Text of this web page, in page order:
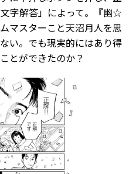
字解答」によって。『幽☆
マスターこと天沼月人を思
い。でも現実的にはあり得
とができたのか？